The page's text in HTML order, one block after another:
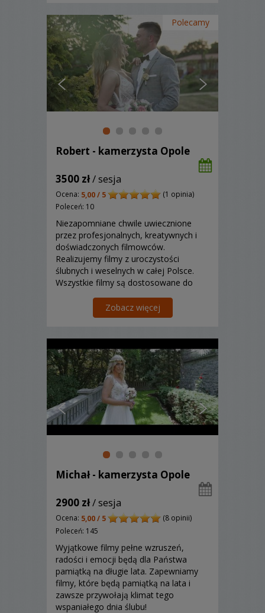
Polecamy
Robert - kamerzysta Opole
3500 zł/ sesja
Ocena: 5,00 / 5
(1 opinia)
Poleceń: 10
Niezapomniane chwile uwiecznione
przez profesjonalnych, kreatywnych i
doświadczonych filmowców.
Realizujemy filmy z uroczystości
ślubnych i weselnych w całej Polsce.
Wszystkie filmy są dostosowane do
niebanalny, dynamiczny i nowoczesny
Zobacz więcej
Michał - kamerzysta Opole
2900 zł/ sesja
Ocena: 5,00 / 5
(8 opinii)
Poleceń: 145
Wyjątkowe filmy pełne wzruszeń,
radości i emocji będą dla Państwa
pamiątką na długie lata. Zapewniamy
filmy, które będą pamiątką na lata i
zawsze przywołają klimat tego
wspaniałego dnia ślubu!